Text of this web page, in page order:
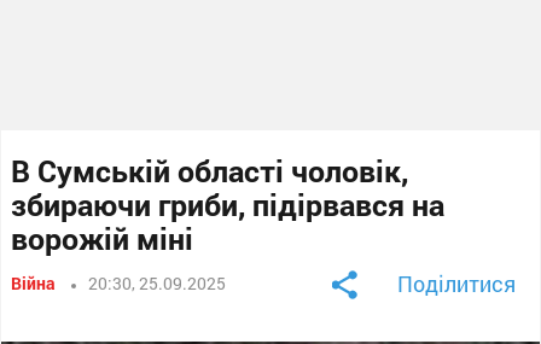
В Сумській області чоловік,
збираючи гриби, підірвався на
ворожій міні
Війна 20:30, 25.09.2025 Поділитися